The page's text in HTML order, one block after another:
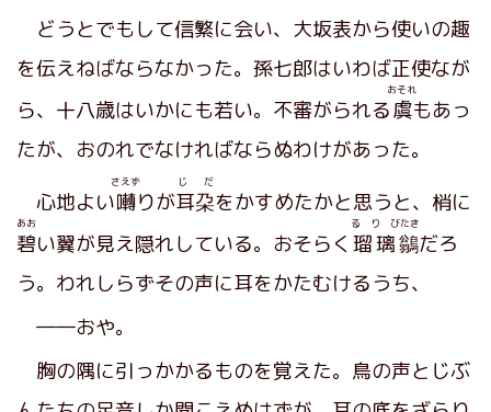
どうとでもして信繁に会い、大坂表から使いの趣
を伝えねばならなかった。孫七郎はいわば正使なが
ら、十八歳はいかにも若い。不審がられる虞
おそれ
もあっ
たが、おのれでなければならぬわけがあった。
心地よい囀
さえず
りが耳朶
じ だ
をかすめたかと思うと、梢に
碧
あお
い翼が見え隠れしている。おそらく 瑠璃鶲
る り びたき
だろ
う。われしらずその声に耳をかたむけるうち、
――おや。
胸の隅に引っかかるものを覚えた。鳥の声とじぶ